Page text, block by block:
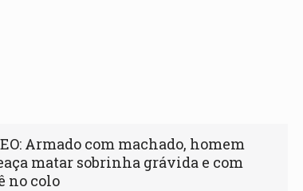
Armado com machado, homem
matar sobrinha grávida e com
no colo